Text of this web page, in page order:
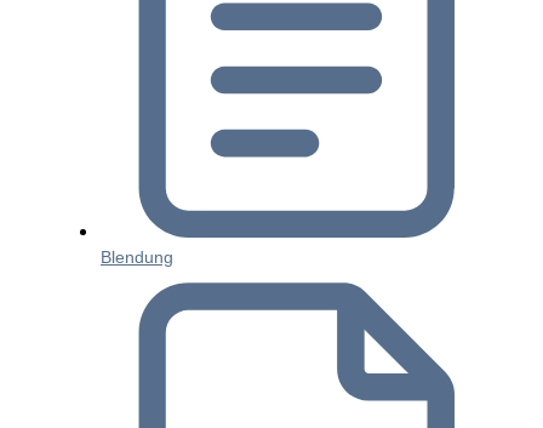
Blendung